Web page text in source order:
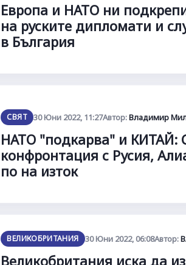
Европа и НАТО ни
на руските дипломати и
в България
СВЯТ 30 Юни 2022, 11:27Автор:Владимир
НАТО "подкарва" и КИТАЙ:
конфронтация с Русия,
по на изток
ВЕЛИКОБРИТАНИЯ 30 Юни 2022, 06:08Автор:
Великобритания иска да